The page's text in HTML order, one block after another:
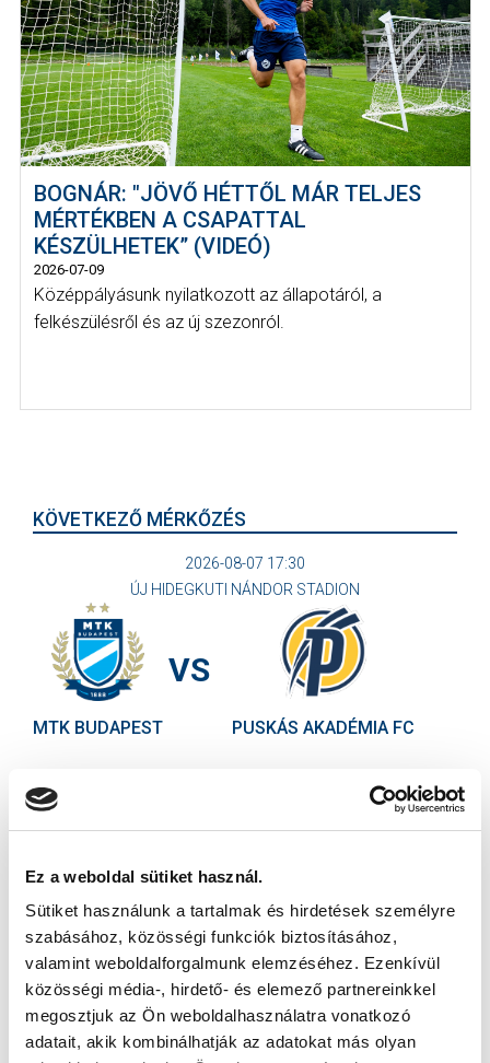
Ez a weboldal sütiket használ.
Sütiket használunk a tartalmak és hirdetések személyre
szabásához, közösségi funkciók biztosításához,
valamint weboldalforgalmunk elemzéséhez. Ezenkívül
közösségi média-, hirdető- és elemező partnereinkkel
megosztjuk az Ön weboldalhasználatra vonatkozó
adatait, akik kombinálhatják az adatokat más olyan
BOGNÁR: "JÖVŐ HÉTTŐL MÁR TELJES
MÉRTÉKBEN A CSAPATTAL
KÉSZÜLHETEK” (VIDEÓ)
2026-07-09
Középpályásunk nyilatkozott az állapotáról, a
felkészülésről és az új szezonról.
KÖVETKEZŐ MÉRKŐZÉS
2026-08-07 17:30
ÚJ HIDEGKUTI NÁNDOR STADION
MTK BUDAPEST
VS
PUSKÁS AKADÉMIA FC
MTK BUDAPEST HÍRLEVÉL
Ne maradjon le egy eseményről sem! Iratkozzon fel ingyenes
Elfogadom az Adatvédelmi tájékoztatót
FELIRATKOZOM